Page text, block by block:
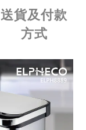
送貨及付款
方式